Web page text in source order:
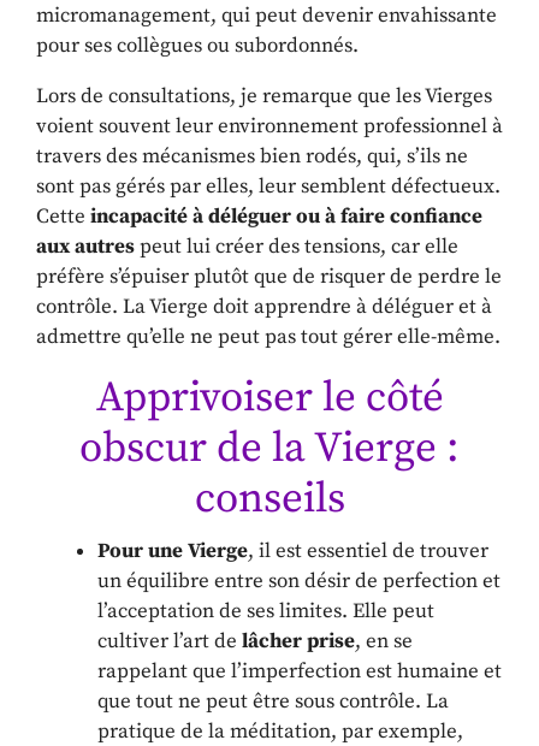
micromanagement, qui peut devenir envahissante
pour ses collègues ou subordonnés.
Lors de consultations, je remarque que les Vierges
voient souvent leur environnement professionnel à
travers des mécanismes bien rodés, qui, s’ils ne
sont pas gérés par elles, leur semblent défectueux.
Cette incapacité à déléguer ou à faire confiance
aux autrespeut lui créer des tensions, car elle
préfère s’épuiser plutôt que de risquer de perdre le
contrôle. La Vierge doit apprendre à déléguer et à
admettre qu’elle ne peut pas tout gérer elle-même.
Apprivoiser le côté
obscur de la Vierge :
conseils
Pour une Vierge, il est essentiel de trouver
un équilibre entre son désir de perfection et
l’acceptation de ses limites. Elle peut
cultiver l’art de lâcher prise, en se
rappelant que l’imperfection est humaine et
que tout ne peut être sous contrôle. La
pratique de la méditation, par exemple,